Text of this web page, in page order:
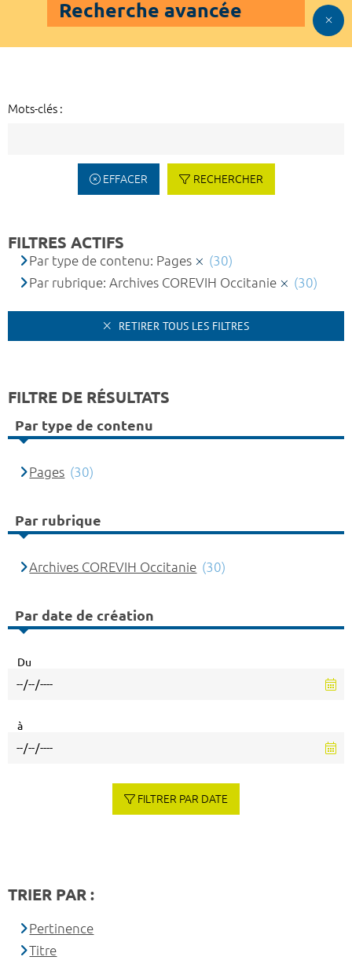
Recherche avancée
Mots-clés :
EFFACER RECHERCHER
FILTRES ACTIFS
Par type de contenu: Pages
(30)
Par rubrique: Archives COREVIH Occitanie
(30)
RETIRER TOUS LES FILTRES
FILTRE DE RÉSULTATS
Par type de contenu
Pages (30)
Par rubrique
Archives COREVIH Occitanie (30)
Par date de création
Du
à
FILTRER PAR DATE
TRIER PAR :
Pertinence
Titre